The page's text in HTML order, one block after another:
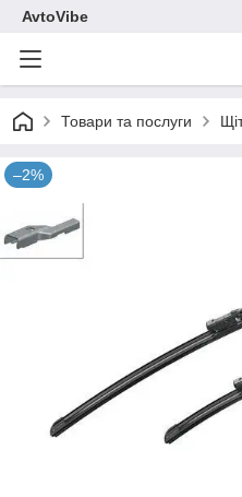
AvtoVibe
Товари та послуги
–2%